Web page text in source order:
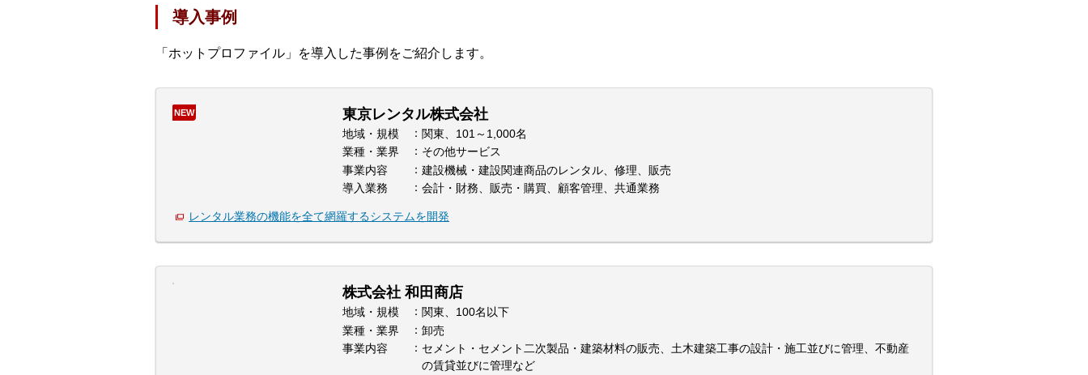
導入事例
「ホットプロファイル」を導入した事例をご紹介します。
東京レンタル株式会社
地域・規模
関東、101～1,000名
業種・業界
その他サービス
事業内容
建設機械・建設関連商品のレンタル、修理、販売
導入業務
会計・財務、販売・購買、顧客管理、共通業務
レンタル業務の機能を全て網羅するシステムを開発
NEW
株式会社 和田商店
地域・規模
関東、100名以下
業種・業界
卸売
事業内容
セメント・セメント二次製品・建築材料の販売、土木建築工事の設計・施工並びに管理、不動産
の賃貸並びに管理など